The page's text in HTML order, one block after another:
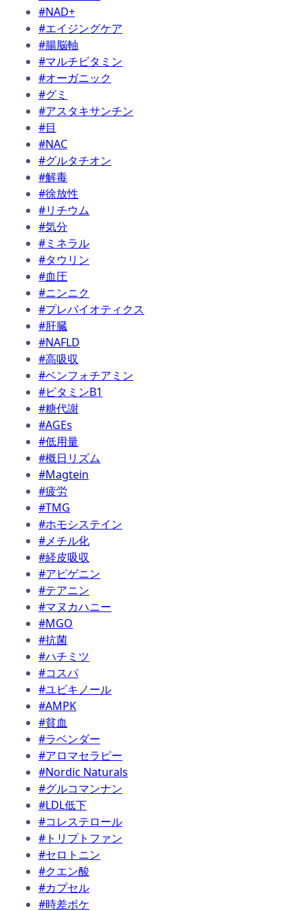
#NAD+
#エイジングケア
#腸脳軸
#マルチビタミン
#オーガニック
#グミ
#アスタキサンチン
#目
#NAC
#グルタチオン
#解毒
#徐放性
#リチウム
#気分
#ミネラル
#タウリン
#血圧
#ニンニク
#プレバイオティクス
#肝臓
#NAFLD
#高吸収
#ベンフォチアミン
#ビタミンB1
#糖代謝
#AGEs
#低用量
#概日リズム
#Magtein
#疲労
#TMG
#ホモシステイン
#メチル化
#経皮吸収
#アピゲニン
#テアニン
#マヌカハニー
#MGO
#抗菌
#ハチミツ
#コスパ
#ユビキノール
#AMPK
#貧血
#ラベンダー
#アロマセラピー
#Nordic Naturals
#グルコマンナン
#LDL低下
#コレステロール
#トリプトファン
#セロトニン
#クエン酸
#カプセル
#時差ボケ